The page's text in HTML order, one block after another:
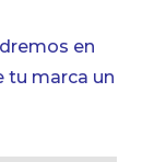
en
tu marca un